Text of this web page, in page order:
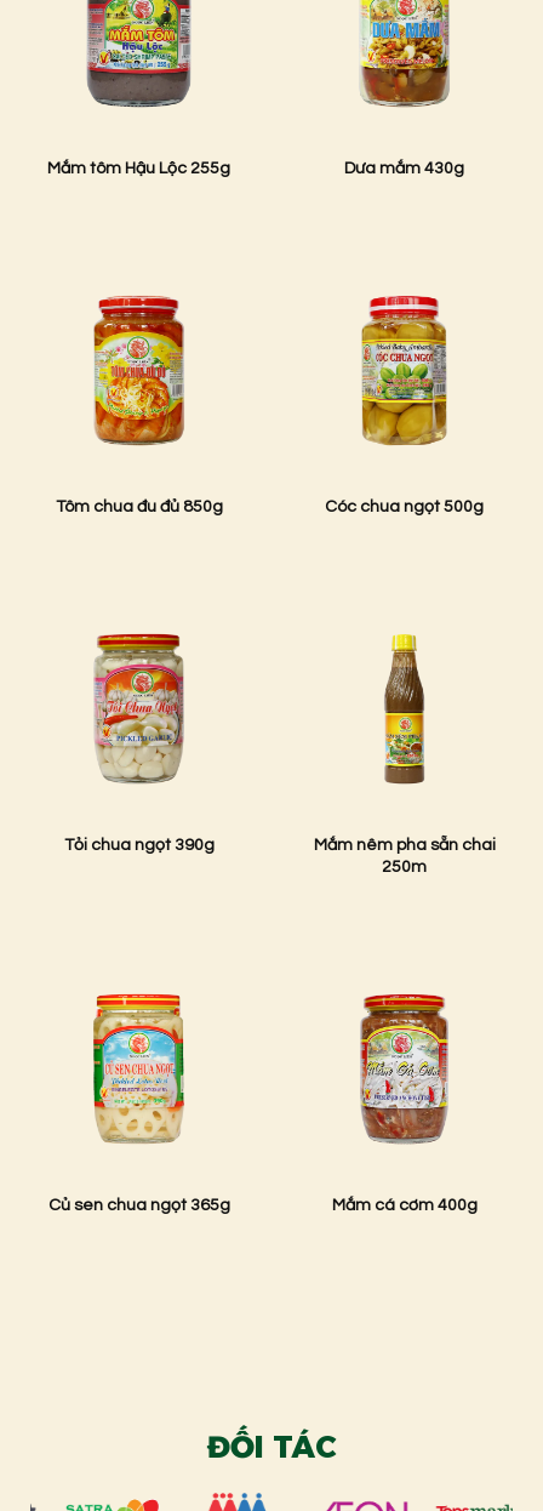
Mắm tôm Hậu Lộc 255g Dưa mắm 430g
Tôm chua đu đủ 850g Cóc chua ngọt 500g
Tỏi chua ngọt 390g
Mắm nêm pha sẵn chai
250m
Củ sen chua ngọt 365g Mắm cá cơm 400g
ĐỐI TÁC